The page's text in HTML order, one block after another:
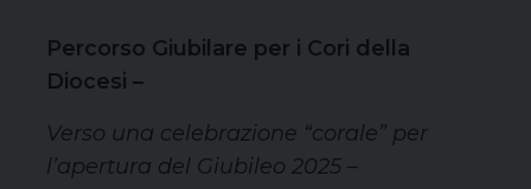
Percorso Giubilare per i Cori della
Diocesi –
Verso una celebrazione “corale” per
l’apertura del Giubileo 2025 –